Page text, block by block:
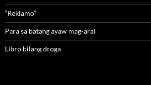
“Reklamo”
Para sa batang ayaw mag-aral
Libro bilang droga